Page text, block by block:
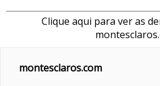
Clique aqui para ver as
montesclaros.com